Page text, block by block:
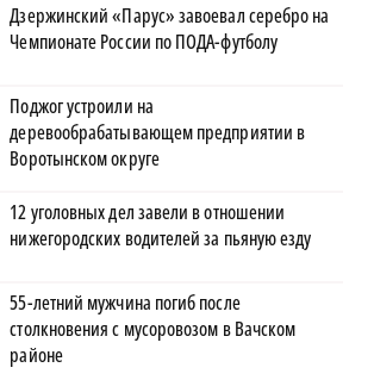
Дзержинский «Парус» завоевал серебро на
Чемпионате России по ПОДА-футболу
Поджог устроили на
деревообрабатывающем предприятии в
Воротынском округе
12 уголовных дел завели в отношении
нижегородских водителей за пьяную езду
55-летний мужчина погиб после
столкновения с мусоровозом в Вачском
районе